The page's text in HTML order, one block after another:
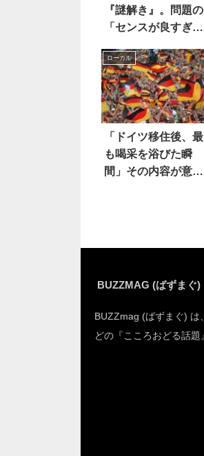
『謎解き』。問題の
「センスが良すぎ
ローカル
「ドイツ移住後、最
も喝采を浴びた瞬
間」その内容が意外
BUZZMAG (ばずまぐ
BUZZmag (ばずまぐ) は
どの『こころおどる話題